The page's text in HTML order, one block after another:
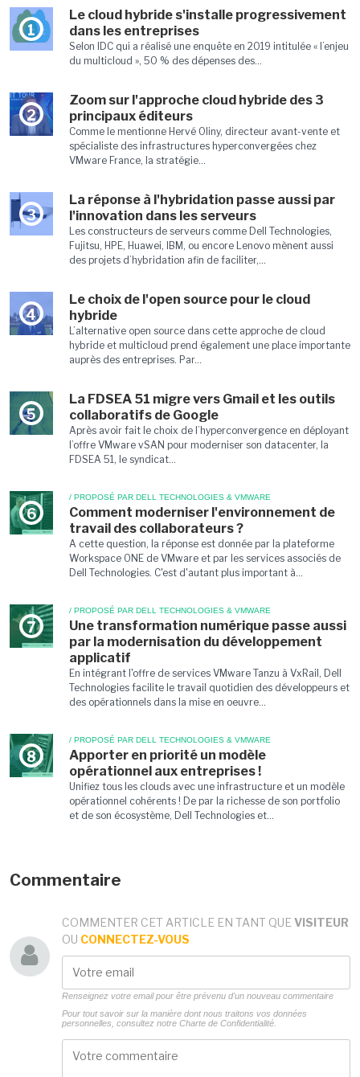
1
Le cloud hybride s'installe progressivement
dans les entreprises
Selon IDC qui a réalisé une enquête en 2019 intitulée « l’enjeu
du multicloud », 50 % des dépenses des...
2
Zoom sur l'approche cloud hybride des 3
principaux éditeurs
Comme le mentionne Hervé Oliny, directeur avant-vente et
spécialiste des infrastructures hyperconvergées chez
VMware France, la stratégie...
3
La réponse à l'hybridation passe aussi par
l'innovation dans les serveurs
Les constructeurs de serveurs comme Dell Technologies,
Fujitsu, HPE, Huawei, IBM, ou encore Lenovo mènent aussi
des projets d’hybridation afin de faciliter,...
4
Le choix de l'open source pour le cloud
hybride
L’alternative open source dans cette approche de cloud
hybride et multicloud prend également une place importante
auprès des entreprises. Par...
5
La FDSEA 51 migre vers Gmail et les outils
collaboratifs de Google
Après avoir fait le choix de l’hyperconvergence en déployant
l’offre VMware vSAN pour moderniser son datacenter, la
FDSEA 51, le syndicat...
6
/ PROPOSÉ PAR DELL TECHNOLOGIES & VMWARE
Comment moderniser l'environnement de
travail des collaborateurs ?
A cette question, la réponse est donnée par la plateforme
Workspace ONE de VMware et par les services associés de
Dell Technologies. C'est d'autant plus important à...
7
/ PROPOSÉ PAR DELL TECHNOLOGIES & VMWARE
Une transformation numérique passe aussi
par la modernisation du développement
applicatif
En intégrant l'offre de services VMware Tanzu à VxRail, Dell
Technologies facilite le travail quotidien des développeurs et
des opérationnels dans la mise en oeuvre...
8
/ PROPOSÉ PAR DELL TECHNOLOGIES & VMWARE
Apporter en priorité un modèle
opérationnel aux entreprises !
Unifiez tous les clouds avec une infrastructure et un modèle
opérationnel cohérents ! De par la richesse de son portfolio
et de son écosystème, Dell Technologies et...
Commentaire
COMMENTER CET ARTICLE EN TANT QUE VISITEUR
OU CONNECTEZ-VOUS
Renseignez votre email pour être prévenu d'un nouveau commentaire
Pour tout savoir sur la manière dont nous traitons vos données
personnelles, consultez notre Charte de Confidentialité.